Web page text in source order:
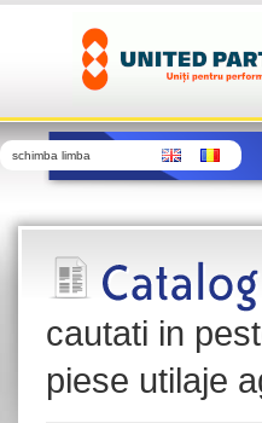
schimba limba
cautati in
piese utilaje